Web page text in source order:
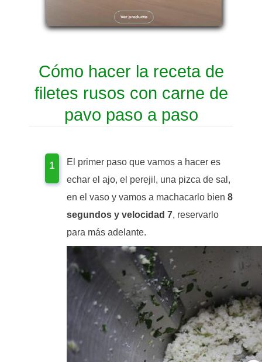
Cómo hacer la receta de
filetes rusos con carne de
pavo paso a paso
El primer paso que vamos a hacer es
echar el ajo, el perejil, una pizca de sal,
en el vaso y vamos a machacarlo bien 8
segundos y velocidad 7, reservarlo
para más adelante.